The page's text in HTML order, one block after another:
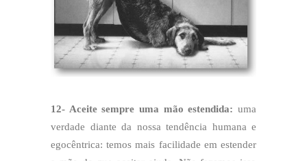
12- Aceite sempre uma mão estendida: uma
verdade diante da nossa tendência humana e
egocêntrica: temos mais facilidade em estender